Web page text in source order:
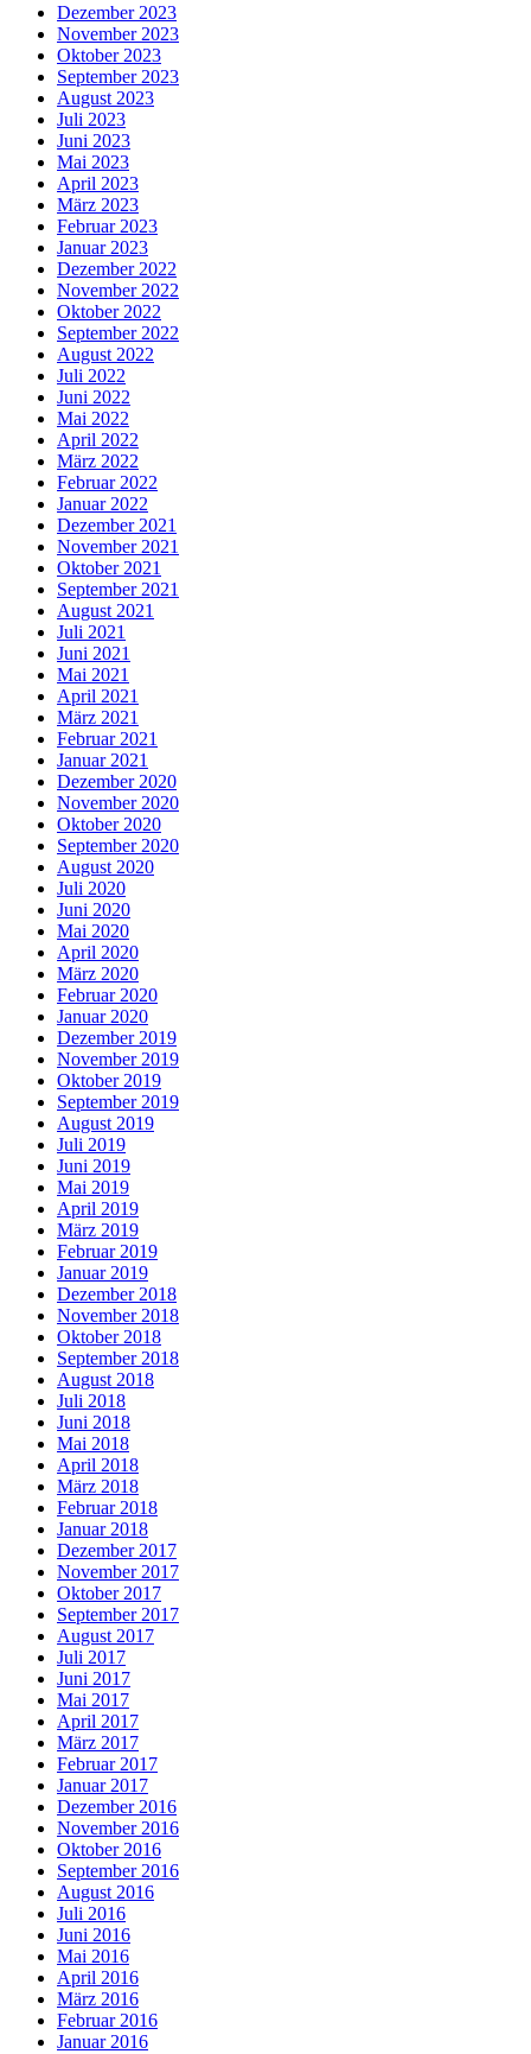
Dezember 2023
November 2023
Oktober 2023
September 2023
August 2023
Juli 2023
Juni 2023
Mai 2023
April 2023
März 2023
Februar 2023
Januar 2023
Dezember 2022
November 2022
Oktober 2022
September 2022
August 2022
Juli 2022
Juni 2022
Mai 2022
April 2022
März 2022
Februar 2022
Januar 2022
Dezember 2021
November 2021
Oktober 2021
September 2021
August 2021
Juli 2021
Juni 2021
Mai 2021
April 2021
März 2021
Februar 2021
Januar 2021
Dezember 2020
November 2020
Oktober 2020
September 2020
August 2020
Juli 2020
Juni 2020
Mai 2020
April 2020
März 2020
Februar 2020
Januar 2020
Dezember 2019
November 2019
Oktober 2019
September 2019
August 2019
Juli 2019
Juni 2019
Mai 2019
April 2019
März 2019
Februar 2019
Januar 2019
Dezember 2018
November 2018
Oktober 2018
September 2018
August 2018
Juli 2018
Juni 2018
Mai 2018
April 2018
März 2018
Februar 2018
Januar 2018
Dezember 2017
November 2017
Oktober 2017
September 2017
August 2017
Juli 2017
Juni 2017
Mai 2017
April 2017
März 2017
Februar 2017
Januar 2017
Dezember 2016
November 2016
Oktober 2016
September 2016
August 2016
Juli 2016
Juni 2016
Mai 2016
April 2016
März 2016
Februar 2016
Januar 2016